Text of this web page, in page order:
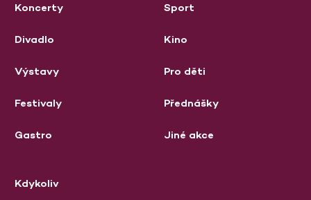
Koncerty
Divadlo
Výstavy
Festivaly
Gastro
Sport
Kino
Pro děti
Přednášky
Jiné akce
Kdykoliv